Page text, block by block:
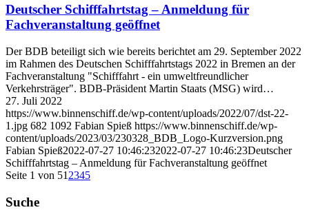
Deutscher Schifffahrtstag – Anmeldung für
Fachveranstaltung geöffnet
Der BDB beteiligt sich wie bereits berichtet am 29. September 2022
im Rahmen des Deutschen Schifffahrtstags 2022 in Bremen an der
Fachveranstaltung "Schifffahrt - ein umweltfreundlicher
Verkehrsträger". BDB-Präsident Martin Staats (MSG) wird…
27. Juli 2022
https://www.binnenschiff.de/wp-content/uploads/2022/07/dst-22-
1.jpg 682 1092 Fabian Spieß https://www.binnenschiff.de/wp-
content/uploads/2023/03/230328_BDB_Logo-Kurzversion.png
Fabian Spieß2022-07-27 10:46:232022-07-27 10:46:23Deutscher
Schifffahrtstag – Anmeldung für Fachveranstaltung geöffnet
Seite 1 von 51 2345
Suche